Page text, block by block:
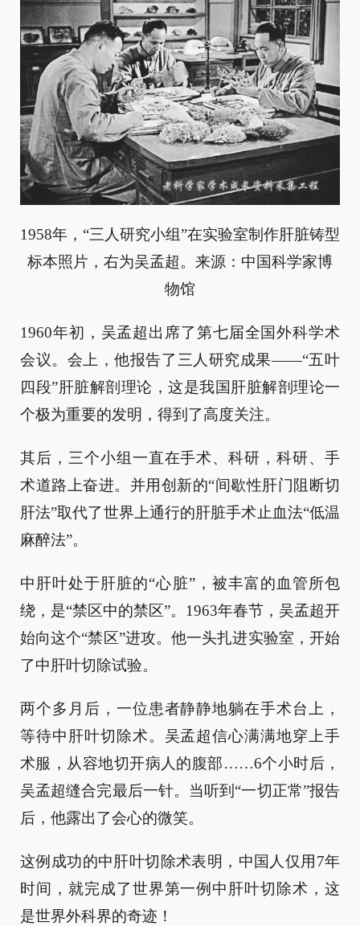
1958年，“三人研究小组”在实验室制作肝脏铸型
标本照片，右为吴孟超。来源：中国科学家博
物馆
1960年初，吴孟超出席了第七届全国外科学术
会议。会上，他报告了三人研究成果——“五叶
四段”肝脏解剖理论，这是我国肝脏解剖理论一
个极为重要的发明，得到了高度关注。
其后，三个小组一直在手术、科研，科研、手
术道路上奋进。并用创新的“间歇性肝门阻断切
肝法”取代了世界上通行的肝脏手术止血法“低温
麻醉法”。
中肝叶处于肝脏的“心脏”，被丰富的血管所包
绕，是“禁区中的禁区”。1963年春节，吴孟超开
始向这个“禁区”进攻。他一头扎进实验室，开始
了中肝叶切除试验。
两个多月后，一位患者静静地躺在手术台上，
等待中肝叶切除术。吴孟超信心满满地穿上手
术服，从容地切开病人的腹部……6个小时后，
吴孟超缝合完最后一针。当听到“一切正常”报告
后，他露出了会心的微笑。
这例成功的中肝叶切除术表明，中国人仅用7年
时间，就完成了世界第一例中肝叶切除术，这
是世界外科界的奇迹！